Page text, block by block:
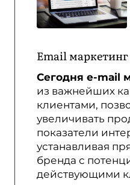
Email маркетинг
Сегодня e-mail
из важнейших
клиентами,
увеличивать
показатели
устанавливая
бренда с
действующими